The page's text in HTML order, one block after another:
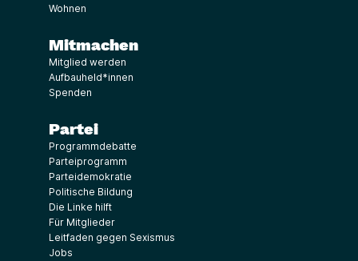
Wohnen
Mitmachen
Mitglied werden
Aufbauheld*innen
Spenden
Partei
Programmdebatte
Parteiprogramm
Parteidemokratie
Politische Bildung
Die Linke hilft
Für Mitglieder
Leitfaden gegen Sexismus
Jobs